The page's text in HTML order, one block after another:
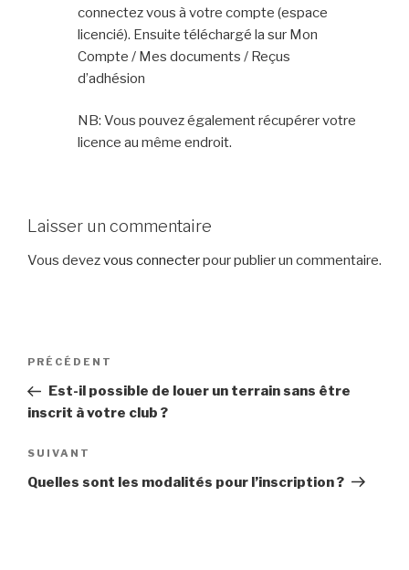
connectez vous à votre compte (espace
licencié). Ensuite téléchargé la sur Mon
Compte / Mes documents / Reçus
d’adhésion
NB: Vous pouvez également récupérer votre
licence au même endroit.
Laisser un commentaire
Vous devezvous connecterpour publier un commentaire.
Navigation
l’article
Article
précédent
PRÉCÉDENT
Est-il possible de louer un terrain sans être
inscrit à votre club ?
Article
suivant
SUIVANT
Quelles sont les modalités pour l’inscription ?